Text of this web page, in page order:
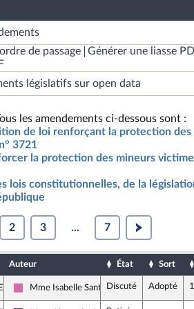
de passage
Générer une liasse
législatifs sur open data
les amendements ci-dessous sont :
de loi renforçant la protection des
3721
la protection des mineurs
lois constitutionnelles, de la
2 3 ... 7
Auteur État Sort
Socialistes et apparentés
Mme Isabelle SantiagoDiscuté Adopté